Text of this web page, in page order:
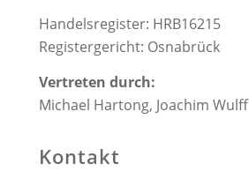
Handelsregister: HRB16215
Registergericht: Osnabrück
Vertreten durch:
Michael Hartong, Joachim Wulff
Kontakt